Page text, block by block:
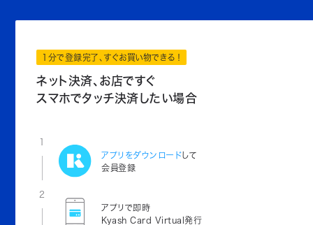
1分で登録完了、すぐお買い物できる！
ネット決済、お店ですぐ
スマホでタッチ決済したい場合
1
アプリをダウンロードして
会員登録
2
アプリで即時
Kyash Card Virtual発行